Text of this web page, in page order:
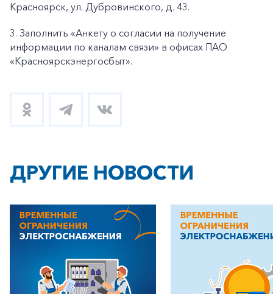
Красноярск, ул. Дубровинского, д. 43.
3. Заполнить «Анкету о согласии на получение
информации по каналам связи» в офисах ПАО
«Красноярскэнергосбыт».
ДРУГИЕ НОВОСТИ